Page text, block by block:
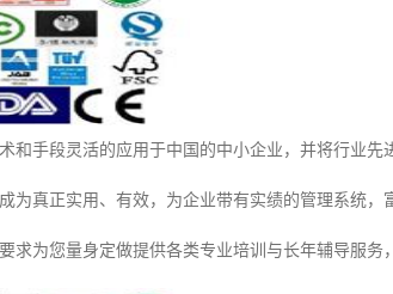
和手段灵活的应用于中国的中小企业，并将行业
为真正实用、有效，为企业带有实绩的管理系统
求为您量身定做提供各类专业培训与长年辅导服务